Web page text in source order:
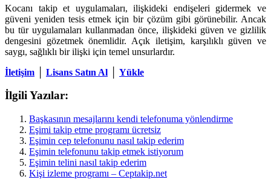
Kocanı takip et uygulamaları, ilişkideki endişeleri gidermek ve
güveni yeniden tesis etmek için bir çözüm gibi görünebilir. Ancak
bu tür uygulamaları kullanmadan önce, ilişkideki güven ve gizlilik
dengesini gözetmek önemlidir. Açık iletişim, karşılıklı güven ve
saygı, sağlıklı bir ilişki için temel unsurlardır.
İletişim
Lisans Satın Al Yükle
İlgili Yazılar:
Başkasının mesajlarını kendi telefonuma yönlendirme
Eşimi takip etme programı ücretsiz
Eşimin cep telefonunu nasıl takip ederim
Eşimin telefonunu takip etmek istiyorum
Eşimin telini nasıl takip ederim
Kişi izleme programı – Ceptakip.net